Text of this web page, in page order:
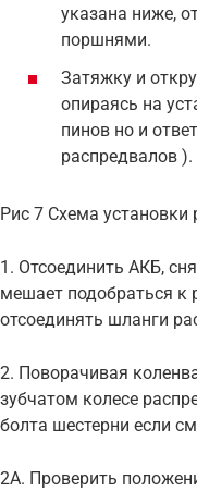
указана ниже,
поршнями.
Затяжку и
опираясь на
пинов но и
распредвалов ).
Рис 7 Схема
1. Отсоединить АКБ,
мешает подобраться к
отсоединять шланги
2. Поворачивая
зубчатом колесе
болта шестерни если
2А. Проверить